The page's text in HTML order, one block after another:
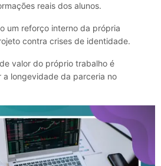
reais dos alunos.
um reforço interno da própria
contra crises de identidade.
valor do próprio trabalho é
a longevidade da parceria no